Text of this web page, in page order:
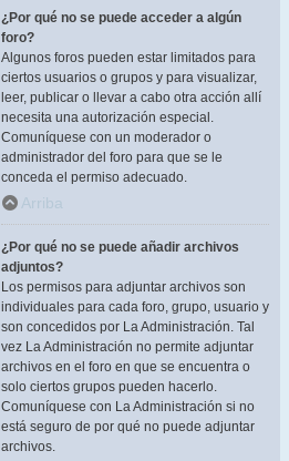
¿Por qué no se puede acceder a algún
foro?
Algunos foros pueden estar limitados para
ciertos usuarios o grupos y para visualizar,
leer, publicar o llevar a cabo otra acción allí
necesita una autorización especial.
Comuníquese con un moderador o
administrador del foro para que se le
conceda el permiso adecuado.
Arriba
¿Por qué no se puede añadir archivos
adjuntos?
Los permisos para adjuntar archivos son
individuales para cada foro, grupo, usuario y
son concedidos por La Administración. Tal
vez La Administración no permite adjuntar
archivos en el foro en que se encuentra o
solo ciertos grupos pueden hacerlo.
Comuníquese con La Administración si no
está seguro de por qué no puede adjuntar
archivos.